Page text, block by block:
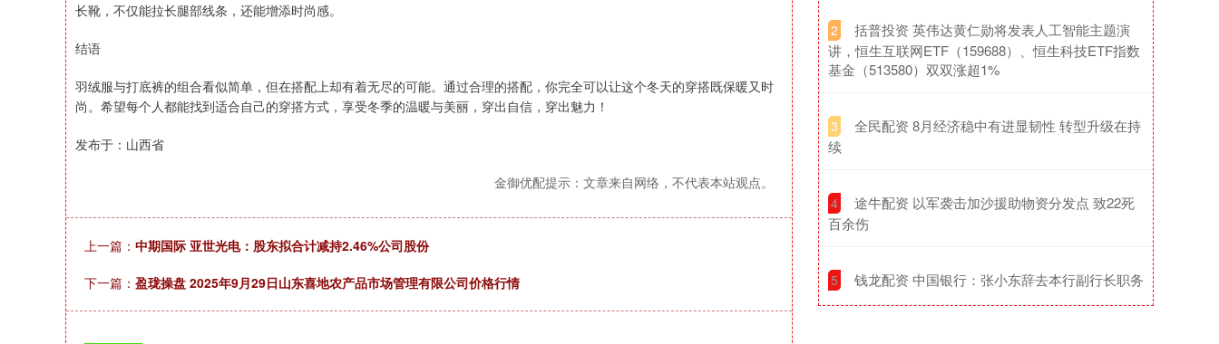
长靴，不仅能拉长腿部线条，还能增添时尚感。
结语
羽绒服与打底裤的组合看似简单，但在搭配上却有着无尽的可能。通过合理的搭配，你完全可以让这个冬天的穿搭既保暖又时
尚。希望每个人都能找到适合自己的穿搭方式，享受冬季的温暖与美丽，穿出自信，穿出魅力！
发布于：山西省
金御优配提示：文章来自网络，不代表本站观点。
上一篇： 中期国际 亚世光电：股东拟合计减持2.46%公司股份
下一篇： 盈珑操盘 2025年9月29日山东喜地农产品市场管理有限公司价格行情
2
​括普投资 英伟达黄仁勋将发表人工智能主题演
讲，恒生互联网ETF（159688）、恒生科技ETF指数
基金（513580）双双涨超1%
3
​全民配资 8月经济稳中有进显韧性 转型升级在持
续
4
​途牛配资 以军袭击加沙援助物资分发点 致22死
百余伤
5 ​钱龙配资 中国银行：张小东辞去本行副行长职务